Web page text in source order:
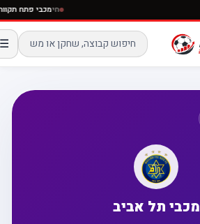
חימכבי פתח
☰
מכבי תל אביב